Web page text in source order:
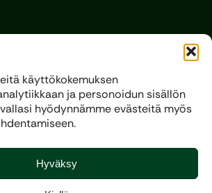
käyttökokemuksen
ja personoidun sisällön
hyödynnämme evästeitä myös
Hyväksy